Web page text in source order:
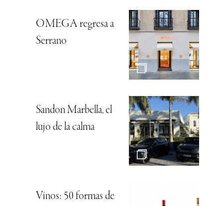
OMEGA regresa a
Serrano
Sandon Marbella, el
lujo de la calma
Vinos: 50 formas de